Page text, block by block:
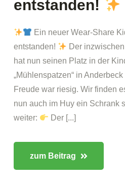
entstanden!
Ein neuer Wear-Share
entstanden!
Der
hat nun seinen Platz in der
„Mühlenspatzen“ in
Freude war riesig. Wir finden
nun auch im Huy ein Schrank
weiter:
Der [...]
zum Beitrag